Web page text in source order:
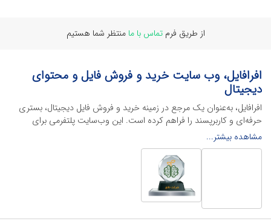
از طریق فرمتماس با ما منتظر شما هستیم
افرافایل، وب سایت خرید و فروش فایل و محتوای
دیجیتال
افرافایل، به‌عنوان یک مرجع در زمینه خرید و فروش فایل دیجیتال، بستری
حرفه‌ای و کاربرپسند را فراهم کرده است. این وب‌سایت‌ پلتفرمی برای
طراحان، دانشجویان و فریلنسرها ایجاد می‌کند تا به راحتی محصولات
دیجیتال خود را به فروش رسانده یا از محتواهایی باکیفیت برای پیشبرد
اهدافشان استفاده کنند.
این سایت با ارائه تنوع گسترده‌ای از محصولات دیجیتال از انواع فایل های
لایه باز نرم افراهای ادیت ویدئو گرفته تا فایل لایه باز فتوشاپ، ایلاستریتور و
اکسل گرفته تا قالب‌های ارائه پاورپوینت به کاربران کمک می‌کند تا زمان و
هزینه‌های خود را کاهش داده و به سرعت پروژه‌های خود را تکمیل کنند. در
مشاهده بیشتر...